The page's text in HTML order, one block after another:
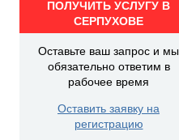
ПОЛУЧИТЬ УСЛУГУ В
СЕРПУХОВЕ
Оставьте ваш запрос и мы
обязательно ответим в
рабочее время
Оставить заявку на
регистрацию